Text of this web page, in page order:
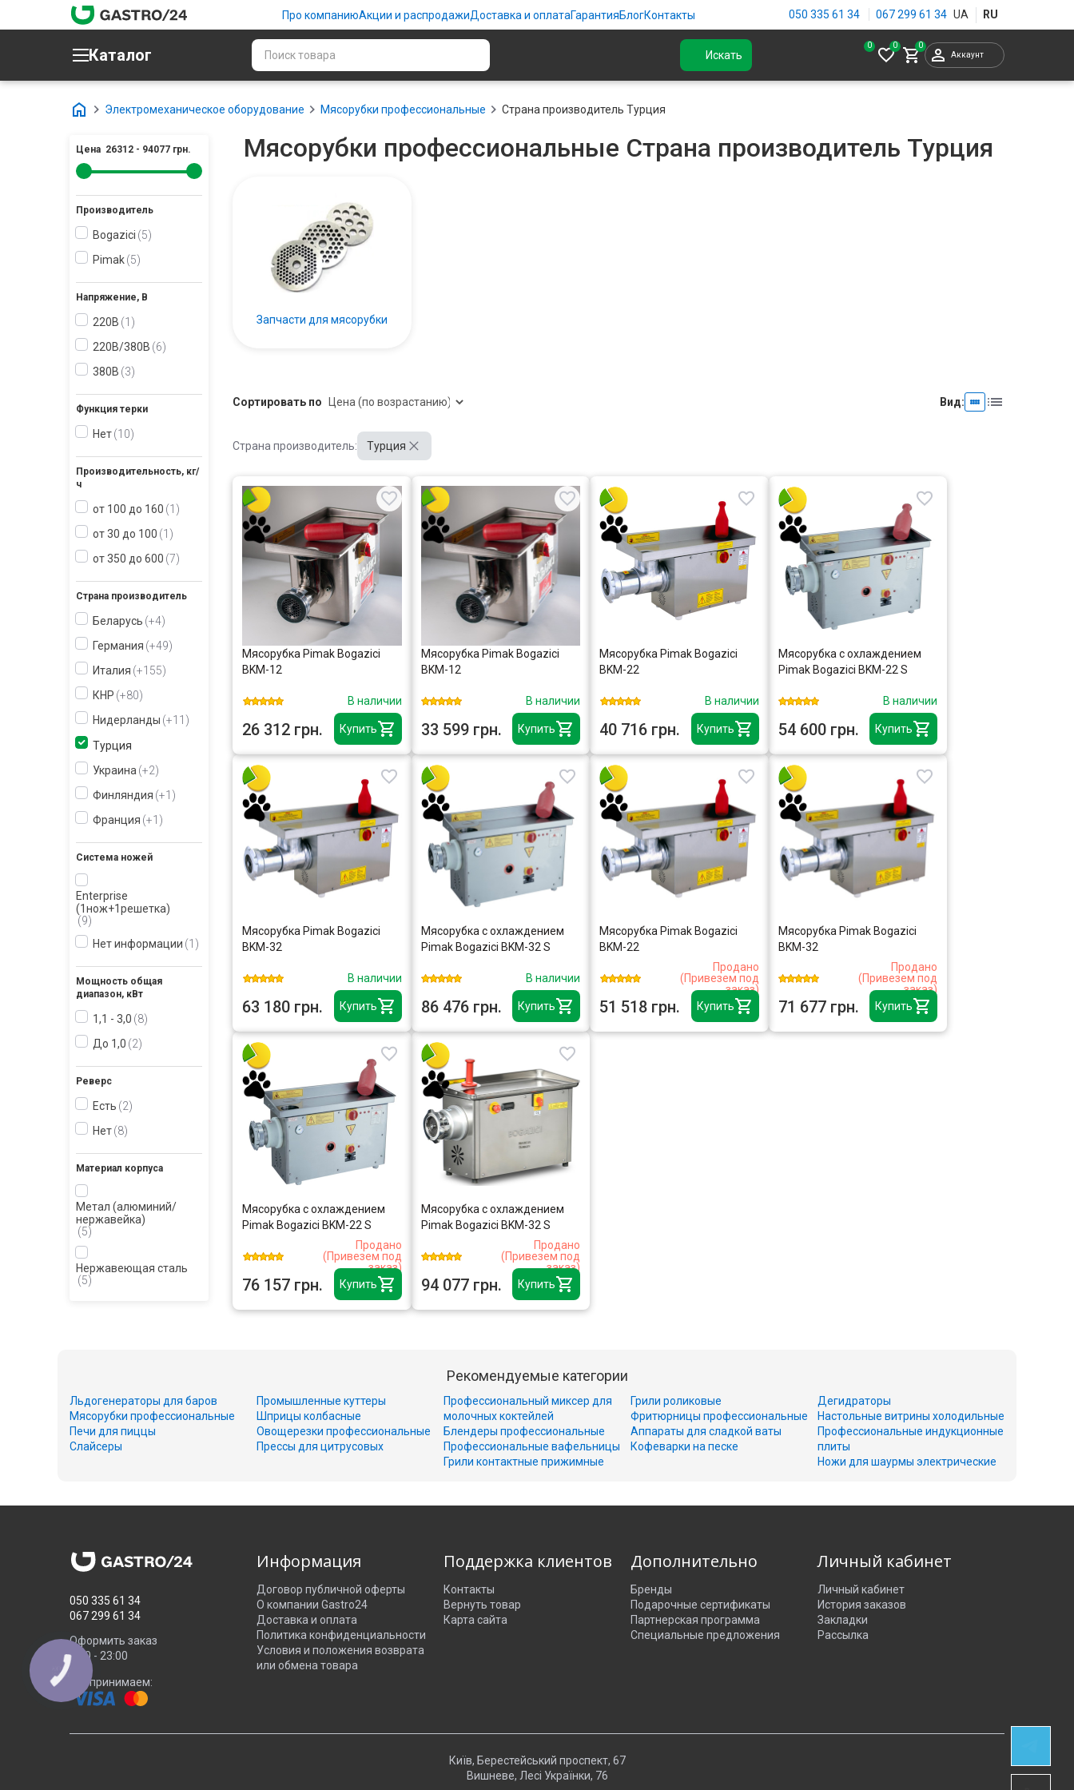
Про компаниюАкции и распродажиДоставка и оплатаГарантияБлогКонтакты 050 335 61 34 067 299 61 34
Каталог Искать
0
Аккаунт
Электромеханическое оборудование Мясорубки профессиональные Страна производитель Турция
Цена 26312 - 94077 грн.
Производитель
Bogazici 5
Pimak 5
Напряжение, В
220В 1
220В/380В 6
380В 3
Функция терки
Нет 10
Производительность, кг/
ч
от 100 до 160 1
от 30 до 100 1
от 350 до 600 7
Страна производитель
Беларусь +4
Германия +49
Италия +155
КНР +80
Нидерланды +11
Турция
Украина +2
Финляндия +1
Франция +1
Система ножей
Enterprise
(1нож+1решетка)
9
Нет информации 1
Мощность общая
диапазон, кВт
1,1 - 3,0 8
До 1,0 2
Реверс
Есть 2
Нет 8
Материал корпуса
Метал (алюминий/
нержавейка)
5
Нержавеющая сталь
5
Мясорубки профессиональные Страна производитель Турция
Запчасти для мясорубки
Сортировать по Вид:
Страна производитель: Турция
Купить
Мясорубка Pimak Bogazici
BKM-12
В наличии
26 312 грн. Купить
Мясорубка Pimak Bogazici
BKM-12
В наличии
33 599 грн. Купить
Мясорубка Pimak Bogazici
BKM-22
В наличии
40 716 грн. Купить
Мясорубка с охлаждением
Pimak Bogazici BKM-22 S
В наличии
54 600 грн.
Купить
Мясорубка Pimak Bogazici
BKM-32
В наличии
63 180 грн. Купить
Мясорубка с охлаждением
Pimak Bogazici BKM-32 S
В наличии
86 476 грн. Купить
Мясорубка Pimak Bogazici
BKM-22
Продано
(Привезем под
заказ)
51 518 грн. Купить
Мясорубка Pimak Bogazici
BKM-32
Продано
(Привезем под
заказ)
71 677 грн.
Купить
Мясорубка с охлаждением
Pimak Bogazici BKM-22 S
Продано
(Привезем под
заказ)
76 157 грн. Купить
Мясорубка с охлаждением
Pimak Bogazici BKM-32 S
Продано
(Привезем под
заказ)
94 077 грн.
Рекомендуемые категории
Льдогенераторы для баров
Мясорубки профессиональные
Печи для пиццы
Слайсеры
Промышленные куттеры
Шприцы колбасные
Овощерезки профессиональные
Прессы для цитрусовых
Профессиональный миксер для
молочных коктейлей
Блендеры профессиональные
Профессиональные вафельницы
Грили контактные прижимные
Грили роликовые
Фритюрницы профессиональные
Аппараты для сладкой ваты
Кофеварки на песке
Дегидраторы
Настольные витрины холодильные
Профессиональные индукционные
плиты
Ножи для шаурмы электрические
050 335 61 34
067 299 61 34
Оформить заказ
8:00 - 23:00
Мы принимаем:
Информация
Договор публичной оферты
О компании Gastro24
Доставка и оплата
Политика конфиденциальности
Условия и положения возврата
или обмена товара
Поддержка клиентов
Контакты
Вернуть товар
Карта сайта
Дополнительно
Бренды
Подарочные сертификаты
Партнерская программа
Специальные предложения
Личный кабинет
Личный кабинет
История заказов
Закладки
Рассылка
Київ, Берестейський проспект, 67
Вишневе, Лесі Українки, 76
КНОПКА
ЗВ'ЯЗКУ